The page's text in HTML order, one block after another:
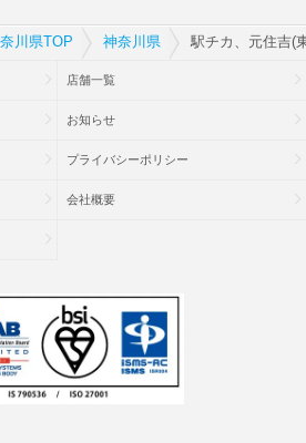
川県TOP 神奈川県 駅チカ、元住吉(
店舗一覧
お知らせ
プライバシーポリシー
会社概要